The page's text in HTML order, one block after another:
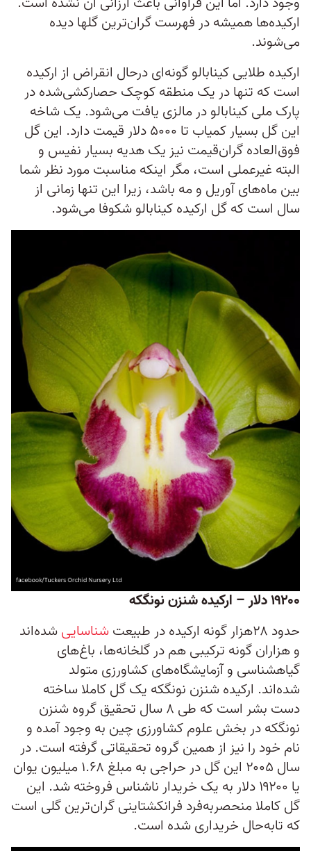
ارکیده‌ها همیشه در فهرست گران‌ترین گلها دیده
می‌شوند.
ارکیده طلایی کینابالو گونه‌ای درحال انقراض از ارکیده
است که تنها در یک منطقه کوچک حصارکشی‌شده در
پارک ملی کینابالو در مالزی یافت می‌شود. یک شاخه
این گل بسیار کمیاب تا ۵۰۰۰ دلار قیمت دارد. این گل
فوق‌العاده گران‌قیمت نیز یک هدیه بسیار نفیس و
البته غیرعملی است، مگر اینکه مناسبت مورد نظر شما
بین ماه‌های آوریل و مه باشد، زیرا این تنها زمانی از
سال است که گل ارکیده کینابالو شکوفا می‌شود.
۱۹۲۰۰ دلار – ارکیده شنزن نونگکه
حدود ۲۸هزار گونه ارکیده در طبیعت
شناساییشده‌اند
و هزاران گونه ترکیبی هم در گلخانه‌ها، باغ‌های
گیاهشناسی و آزمایشگاه‌های کشاورزی متولد
شده‌اند. ارکیده شنزن نونگکه یک گل کاملا ساخته
دست بشر است که طی ۸ سال تحقیق گروه شنزن
نونگکه در بخش علوم کشاورزی چین به وجود آمده و
نام خود را نیز از همین گروه تحقیقاتی گرفته است. در
سال ۲۰۰۵ این گل در حراجی به مبلغ ۱.۶۸ میلیون یوان
یا ۱۹۲۰۰ دلار به یک خریدار ناشناس فروخته شد. این
گل کاملا منحصربه‌فرد فرانکشتاینی گران‌ترین گلی است
که تابه‌حال خریداری شده است.